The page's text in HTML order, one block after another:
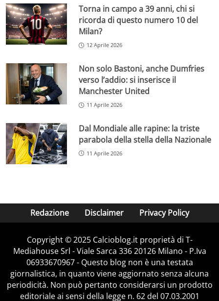
Torna in campo a 39 anni, chi si
ricorda di questo numero 10 del
Milan?
12 Aprile 2026
Non solo Bastoni, anche Dumfries
verso l’addio: si inserisce il
Manchester United
11 Aprile 2026
Dal Mondiale alle rapine: la triste
parabola della stella della Nazionale
11 Aprile 2026
Redazione Disclaimer Privacy Policy
Copyright © 2025 Calcioblog.it proprietà di T-
Mediahouse Srl - Viale Sarca 336 20126 Milano - P.Iva
06933670967 - Questo blog non è una testata
giornalistica, in quanto viene aggiornato senza alcuna
periodicità. Non può pertanto considerarsi un prodotto
editoriale ai sensi della legge n. 62 del 07.03.2001